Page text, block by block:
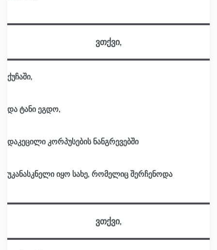
ვთქვი,
ქუჩაში,
და ტანი ეგდო,
დაკეცილი კორპუსების ნანგრევებში
უკანასკნელი იყო სახე, რომელიც შერჩენოდა
ვთქვი,